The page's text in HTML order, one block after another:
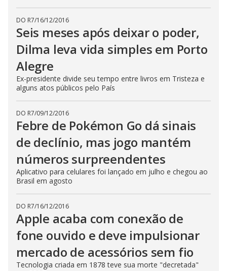
DO R7/16/12/2016
Seis meses após deixar o poder,
Dilma leva vida simples em Porto
Alegre
Ex-presidente divide seu tempo entre livros em Tristeza e
alguns atos públicos pelo País
DO R7/09/12/2016
Febre de Pokémon Go dá sinais
de declínio, mas jogo mantém
números surpreendentes
Aplicativo para celulares foi lançado em julho e chegou ao
Brasil em agosto
DO R7/16/12/2016
Apple acaba com conexão de
fone ouvido e deve impulsionar
mercado de acessórios sem fio
Tecnologia criada em 1878 teve sua morte "decretada"